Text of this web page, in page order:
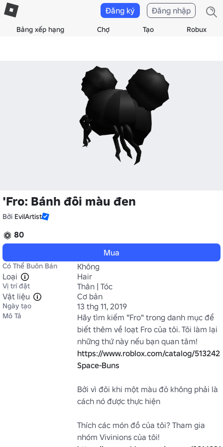
Bảng xếp hạng Chợ Tạo Robux
Đăng ký Đăng nhập
'Fro: Bánh đôi màu đen
Bởi EvilArtist
80
Mua
Có Thể Buôn Bán
Không
Loại
Hair
Vị trí đặt
Thân | Tóc
Vật liệu
Cơ bản
Ngày tạo 13 thg 11, 2019
Mô Tả
Hãy tìm kiếm "Fro" trong danh mục để
biết thêm về loạt Fro của tôi. Tôi làm lại
https://www.roblox.com/catalog/
Space-Buns
Bởi vì đôi khi một màu đỏ không phải là
cách nó được thực hiện
Thích các món đồ của tôi? Tham gia